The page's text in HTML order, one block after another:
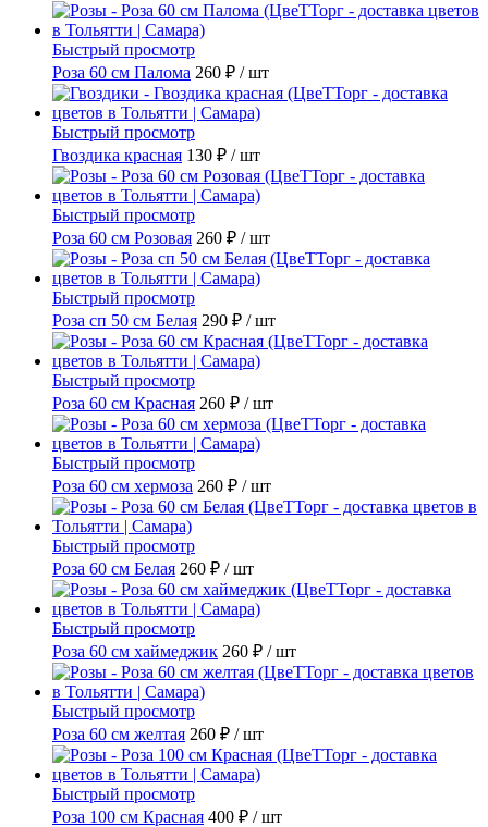
Быстрый просмотр
Роза 60 см Палома 260 ₽ / шт
Быстрый просмотр
Гвоздика красная 130 ₽ / шт
Быстрый просмотр
Роза 60 см Розовая 260 ₽ / шт
Быстрый просмотр
Роза сп 50 см Белая 290 ₽ / шт
Быстрый просмотр
Роза 60 см Красная 260 ₽ / шт
Быстрый просмотр
Роза 60 см хермоза 260 ₽ / шт
Быстрый просмотр
Роза 60 см Белая 260 ₽ / шт
Быстрый просмотр
Роза 60 см хаймеджик 260 ₽ / шт
Быстрый просмотр
Роза 60 см желтая 260 ₽ / шт
Быстрый просмотр
Роза 100 см Красная 400 ₽ / шт